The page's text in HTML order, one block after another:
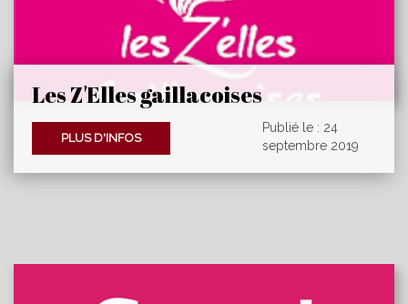
Les Z'Elles gaillacoises
contribuent à la restauration des
pigeonniers.
PLUS D'INFOS
Publié le : 24
septembre 2019